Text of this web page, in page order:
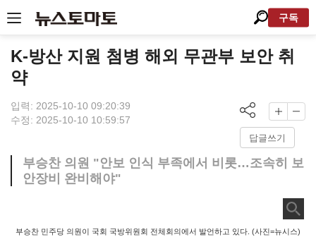
구독
K-방산 지원 첨병 해외 무관부 보안 취
약
입력: 2025-10-10 09:20:39
수정: 2025-10-10 10:59:57
답글쓰기
부승찬 의원 "안보 인식 부족에서 비롯…조속히 보
안장비 완비해야"
부승찬 민주당 의원이 국회 국방위원회 전체회의에서 발언하고 있다. (사진=뉴시스)